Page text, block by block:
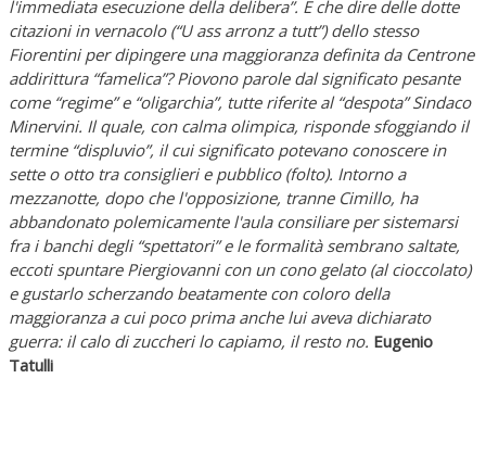
l'immediata esecuzione della delibera”. E che dire delle dotte
citazioni in vernacolo (“U ass arronz a tutt”) dello stesso
Fiorentini per dipingere una maggioranza definita da Centrone
addirittura “famelica”? Piovono parole dal significato pesante
come “regime” e “oligarchia”, tutte riferite al “despota” Sindaco
Minervini. Il quale, con calma olimpica, risponde sfoggiando il
termine “displuvio”, il cui significato potevano conoscere in
sette o otto tra consiglieri e pubblico (folto). Intorno a
mezzanotte, dopo che l'opposizione, tranne Cimillo, ha
abbandonato polemicamente l'aula consiliare per sistemarsi
fra i banchi degli “spettatori” e le formalità sembrano saltate,
eccoti spuntare Piergiovanni con un cono gelato (al cioccolato)
e gustarlo scherzando beatamente con coloro della
maggioranza a cui poco prima anche lui aveva dichiarato
guerra: il calo di zuccheri lo capiamo, il resto no. Eugenio
Tatulli